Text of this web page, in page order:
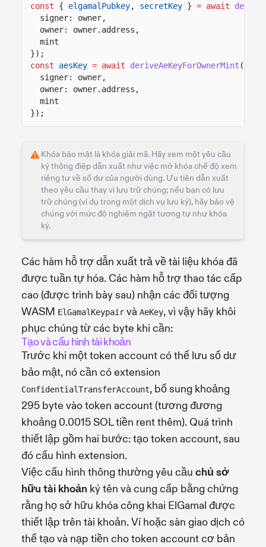
const
{ elgamalPubkey, secretKey } = await
signer: owner,
owner: owner.address,
mint
});
const
aesKey = await deriveAeKeyForOwnerMint ({
signer: owner,
owner: owner.address,
mint
});
Khóa bảo mật là khóa giải mã. Hãy xem một yêu cầu
ký thông điệp dẫn xuất như việc mở khóa chế độ xem
riêng tư về số dư của người dùng. Ưu tiên dẫn xuất
theo yêu cầu thay vì lưu trữ chúng; nếu bạn có lưu
trữ chúng (ví dụ trong một dịch vụ lưu ký), hãy bảo vệ
chúng với mức độ nghiêm ngặt tương tự như khóa
ký.
Các hàm hỗ trợ dẫn xuất trả về tài liệu khóa đã
được tuần tự hóa. Các hàm hỗ trợ thao tác cấp
cao (được trình bày sau) nhận các đối tượng
WASM ElGamalKeypair và AeKey, vì vậy hãy khôi
phục chúng từ các byte khi cần:
Tạo và cấu hình tài khoản
Trước khi một token account có thể lưu số dư
bảo mật, nó cần có extension
ConfidentialTransferAccount, bổ sung khoảng
295 byte vào token account (tương đương
khoảng 0.0015 SOL tiền rent thêm). Quá trình
thiết lập gồm hai bước: tạo token account, sau
đó cấu hình extension.
Việc cấu hình thông thường yêu cầu chủ sở
hữu tài khoản ký tên và cung cấp bằng chứng
rằng họ sở hữu khóa công khai ElGamal được
thiết lập trên tài khoản. Ví hoặc sàn giao dịch có
thể tạo và nạp tiền cho token account cơ bản